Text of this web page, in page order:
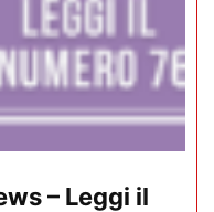
– Leggi il